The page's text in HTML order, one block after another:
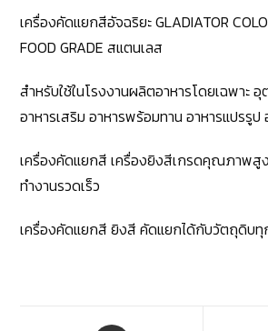
เครื่องคัดแยกสีอัจฉริยะ GLADIATOR
FOOD GRADE สแตนเลส
สำหรับใช้ในโรงงานผลิตอาหารโดยเฉพาะ
อาหารเสริม อาหารพร้อมทาน อาหารแปรรูป
เครื่องคัดแยกสี เครื่องยิงสีเกรดคุณภาพสู
ทำงานรวดเร็ว
เครื่องคัดแยกสี ยิงสี คัดแยกได้กับวัตถุดิบ